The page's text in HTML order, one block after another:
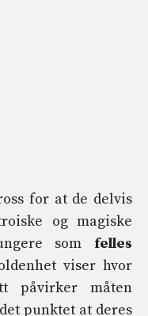
for at de delvis
og magiske
som felles
viser hvor
påvirker måten
punktet at deres